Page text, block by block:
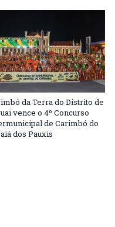
da Terra do Distrito de
vence o 4º Concurso
de Carimbó do
dos Pauxis